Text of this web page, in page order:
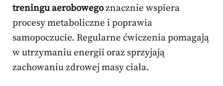
treningu aerobowegoznacznie wspiera
procesy metaboliczne i poprawia
samopoczucie. Regularne ćwiczenia pomagają
w utrzymaniu energii oraz sprzyjają
zachowaniu zdrowej masy ciała.